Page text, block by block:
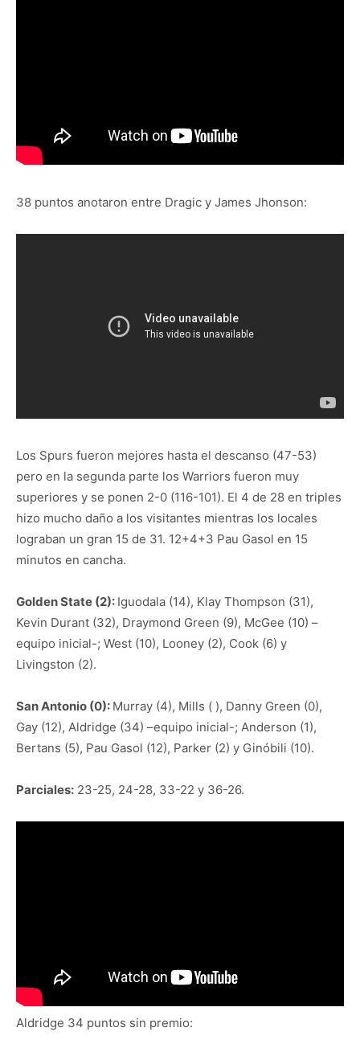
38 puntos anotaron entre Dragic y James Jhonson:
Los Spurs fueron mejores hasta el descanso (47-53)
pero en la segunda parte los Warriors fueron muy
superiores y se ponen 2-0 (116-101). El 4 de 28 en triples
hizo mucho daño a los visitantes mientras los locales
lograban un gran 15 de 31. 12+4+3 Pau Gasol en 15
minutos en cancha.
Golden State (2): Iguodala (14), Klay Thompson (31),
Kevin Durant (32), Draymond Green (9), McGee (10) –
equipo inicial-; West (10), Looney (2), Cook (6) y
Livingston (2).
San Antonio (0): Murray (4), Mills ( ), Danny Green (0),
Gay (12), Aldridge (34) –equipo inicial-; Anderson (1),
Bertans (5), Pau Gasol (12), Parker (2) y Ginóbili (10).
Parciales: 23-25, 24-28, 33-22 y 36-26.
Aldridge 34 puntos sin premio: